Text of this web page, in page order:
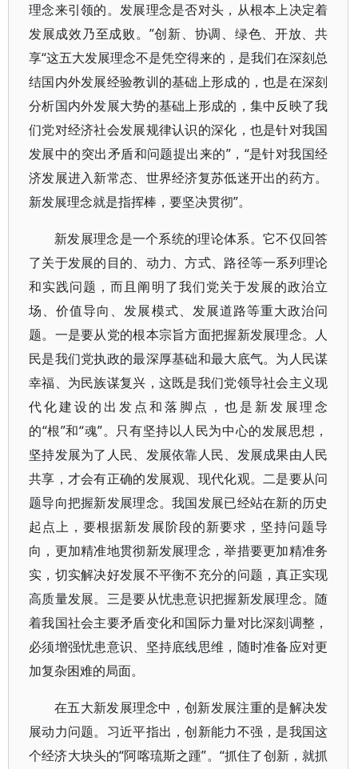
理念来引领的。发展理念是否对头，从根本上决定着
发展成效乃至成败。”创新、协调、绿色、开放、共
享“这五大发展理念不是凭空得来的，是我们在深刻总
结国内外发展经验教训的基础上形成的，也是在深刻
分析国内外发展大势的基础上形成的，集中反映了我
们党对经济社会发展规律认识的深化，也是针对我国
发展中的突出矛盾和问题提出来的”，“是针对我国经
济发展进入新常态、世界经济复苏低迷开出的药方。
新发展理念就是指挥棒，要坚决贯彻”。
新发展理念是一个系统的理论体系。它不仅回答
了关于发展的目的、动力、方式、路径等一系列理论
和实践问题，而且阐明了我们党关于发展的政治立
场、价值导向、发展模式、发展道路等重大政治问
题。一是要从党的根本宗旨方面把握新发展理念。人
民是我们党执政的最深厚基础和最大底气。为人民谋
幸福、为民族谋复兴，这既是我们党领导社会主义现
代化建设的出发点和落脚点，也是新发展理念
的“根”和“魂”。只有坚持以人民为中心的发展思想，
坚持发展为了人民、发展依靠人民、发展成果由人民
共享，才会有正确的发展观、现代化观。二是要从问
题导向把握新发展理念。我国发展已经站在新的历史
起点上，要根据新发展阶段的新要求，坚持问题导
向，更加精准地贯彻新发展理念，举措要更加精准务
实，切实解决好发展不平衡不充分的问题，真正实现
高质量发展。三是要从忧患意识把握新发展理念。随
着我国社会主要矛盾变化和国际力量对比深刻调整，
必须增强忧患意识、坚持底线思维，随时准备应对更
加复杂困难的局面。
在五大新发展理念中，创新发展注重的是解决发
展动力问题。习近平指出，创新能力不强，是我国这
个经济大块头的“阿喀琉斯之踵”。“抓住了创新，就抓